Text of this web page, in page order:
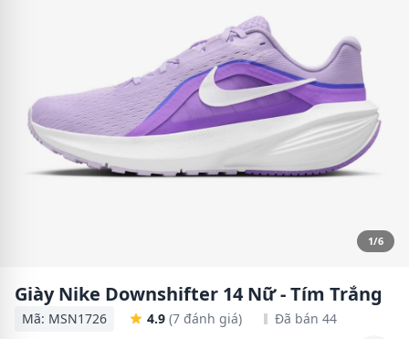
1/6
Giày Nike Downshifter 14 Nữ - Tím Trắng
Mã: MSN1726 4.9 (7 đánh giá) Đã bán 44